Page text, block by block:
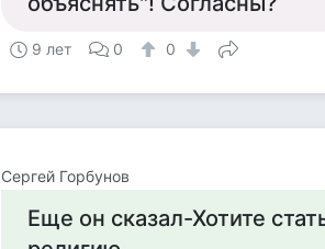
9 лет 0 0
Сергей Горбунов
Еще он сказал-Хотите